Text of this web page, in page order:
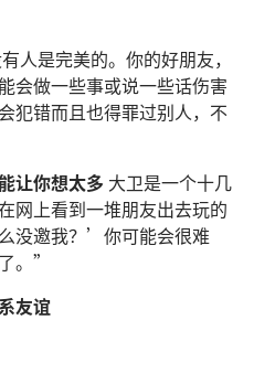
人是完美的。你的好朋友，
会做一些事或说一些话伤害
犯错而且也得罪过别人，不
让你想太多 大卫是一个十几
网上看到一堆朋友出去玩的
没邀我？’你可能会很难
。”
友谊